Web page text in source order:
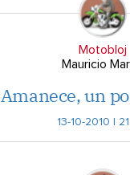
Motobloj
Mauricio
Amanece, un
13-10-2010 |